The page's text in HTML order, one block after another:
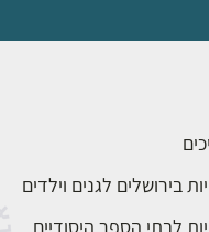
בירושלים לגנים וילדים